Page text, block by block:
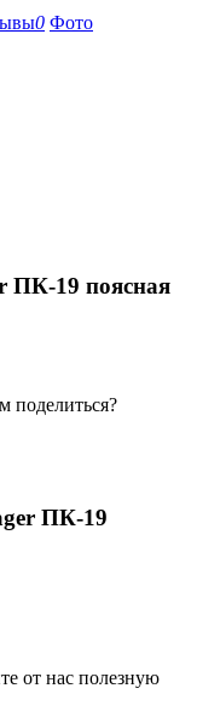
0 Фото
ПК-19 поясная
поделиться?
ПК-19
от нас полезную